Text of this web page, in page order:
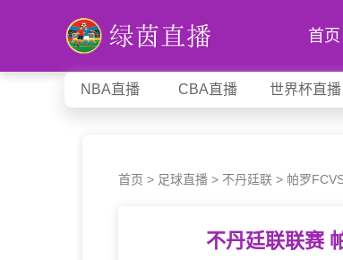
首页
NBA直播 CBA直播 世界杯直播
首页 > 足球直播 > 不丹廷联 > 帕罗
不丹廷联联赛